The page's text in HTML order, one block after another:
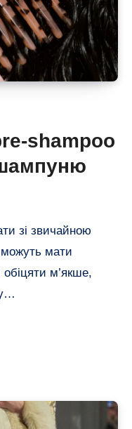
shampoo
зі звичайною
мати
м’якше,